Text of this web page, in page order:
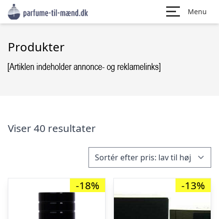
Menu
Produkter
Viser 40 resultater
-18% -13%